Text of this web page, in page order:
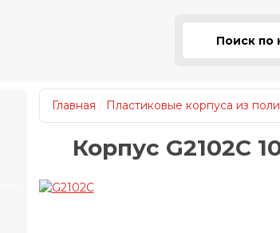
Главная Пластиковые корпуса из
Корпус G2102C